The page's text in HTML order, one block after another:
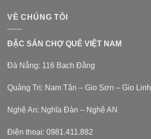
VỀ CHÚNG TÔI
ĐẶC SẢN CHỢ QUÊ VIỆT NAM
Đà Nẵng: 116 Bạch Đằng
Quảng Trị: Nam Tân – Gio Sơn – Gio
Nghệ An: Nghĩa Đàn – Nghệ AN
Điện thoại: 0981.411.882